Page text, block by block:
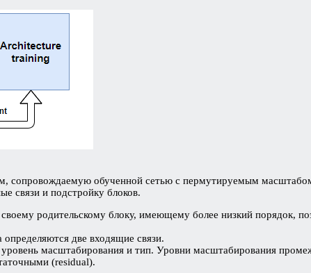
обученной сетью с пермутируемым
связи и подстройку блоков.
родительскому блоку, имеющему более низкий порядок,
две входящие связи.
масштабирования и тип. Уровни масштабирования
(residual).